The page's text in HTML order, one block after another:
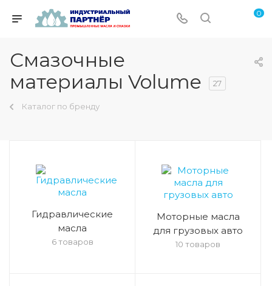
0
Смазочные
материалы Volume
27
Каталог по бренду
Гидравлические
масла
6 товаров
Моторные масла
для грузовых авто
10 товаров